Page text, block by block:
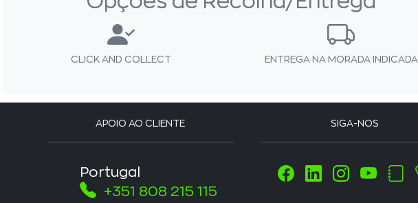
CLICK AND COLLECT ENTREGA NA MORADA INDICADA
APOIO AO CLIENTE
Portugal
+351 808 215 115
SIGA-NOS